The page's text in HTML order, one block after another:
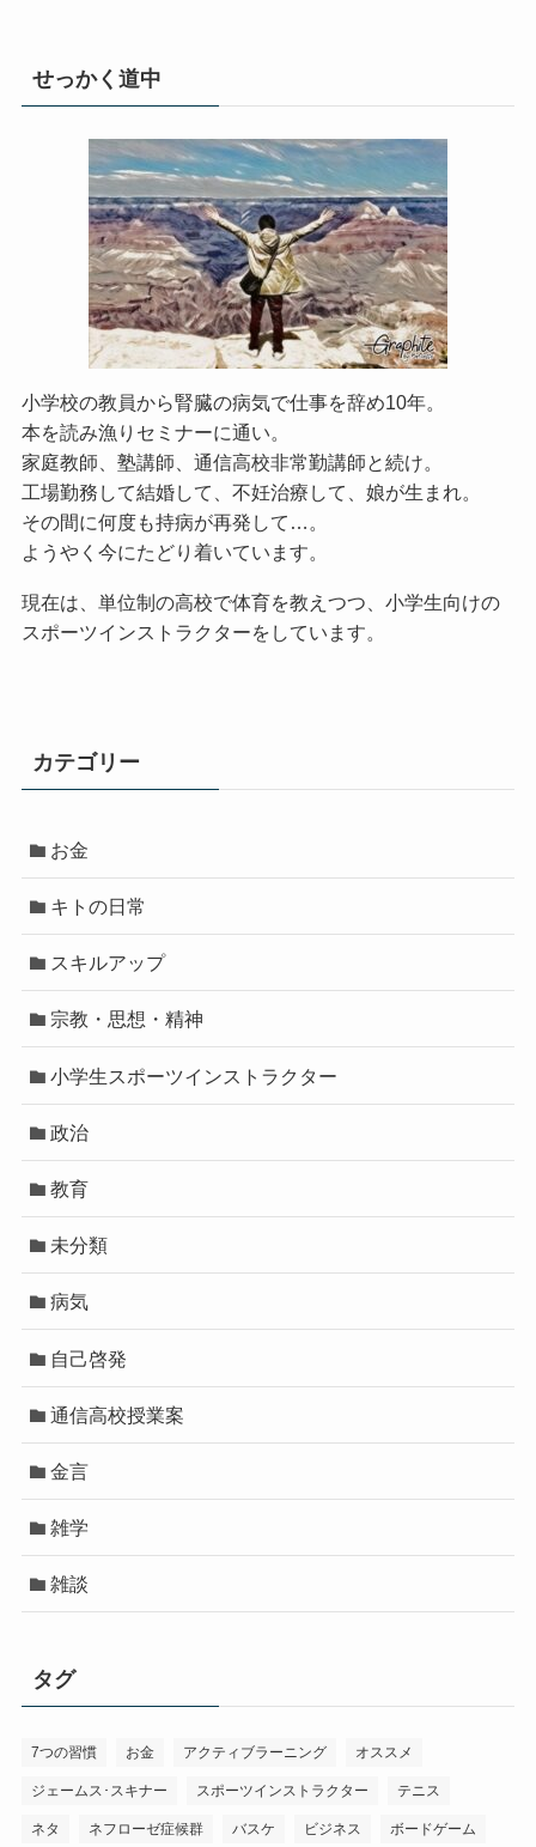
せっかく道中
小学校の教員から腎臓の病気で仕事を辞め10年。
本を読み漁りセミナーに通い。
家庭教師、塾講師、通信高校非常勤講師と続け。
工場勤務して結婚して、不妊治療して、娘が生まれ。
その間に何度も持病が再発して…。
ようやく今にたどり着いています。
現在は、単位制の高校で体育を教えつつ、小学生向けの
スポーツインストラクターをしています。
カテゴリー
お金
キトの日常
スキルアップ
宗教・思想・精神
小学生スポーツインストラクター
政治
教育
未分類
病気
自己啓発
通信高校授業案
金言
雑学
雑談
タグ
7つの習慣 お金 アクティブラーニング オススメ
ジェームス･スキナー スポーツインストラクター テニス
ネタ ネフローゼ症候群 バスケ ビジネス ボードゲーム